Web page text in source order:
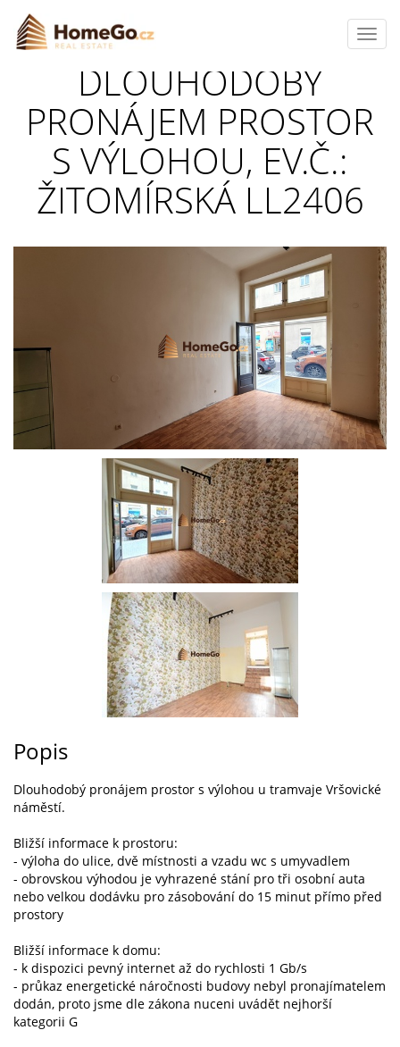
DLOUHODOBÝ
PRONÁJEM PROSTOR
S VÝLOHOU, EV.Č.:
ŽITOMÍRSKÁ LL2406
Popis
Dlouhodobý pronájem prostor s výlohou u tramvaje Vršovické
náměstí.
Bližší informace k prostoru:
- výloha do ulice, dvě místnosti a vzadu wc s umyvadlem
- obrovskou výhodou je vyhrazené stání pro tři osobní auta
nebo velkou dodávku pro zásobování do 15 minut přímo před
prostory
Bližší informace k domu:
- k dispozici pevný internet až do rychlosti 1 Gb/s
- průkaz energetické náročnosti budovy nebyl pronajímatelem
dodán, proto jsme dle zákona nuceni uvádět nejhorší
kategorii G